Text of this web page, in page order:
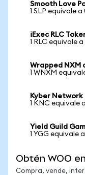
Smooth Love
1 SLP equivale
iExec RLC
1 RLC equivale
Wrapped NXM
1 WNXM
Kyber
1 KNC equivale
Yield Guild
1 YGG equivale
Obtén WOO
Compra, vende,